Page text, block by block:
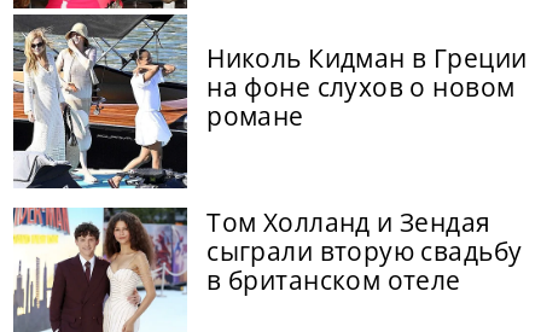
Николь Кидман в Греции
на фоне слухов о новом
романе
Том Холланд и Зендая
сыграли вторую свадьбу
в британском отеле